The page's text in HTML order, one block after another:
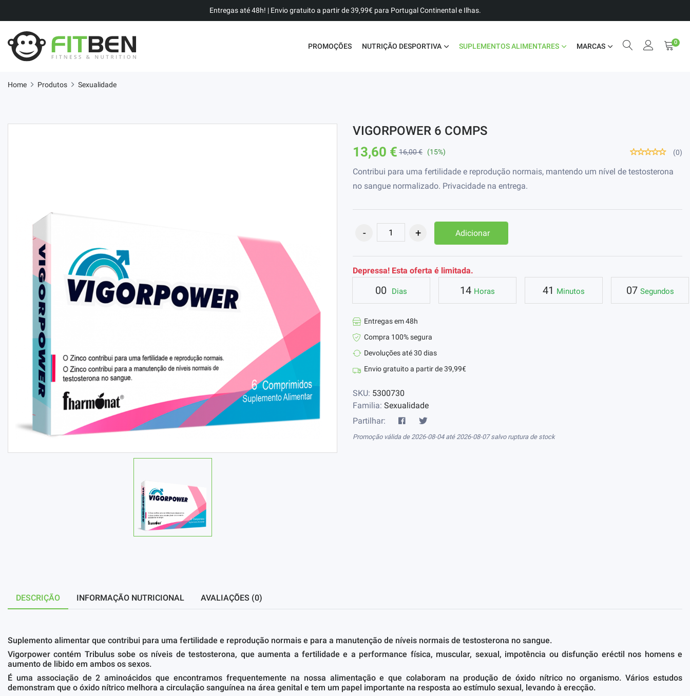
Entregas até 48h! | Envio gratuito a partir de 39,99€ para Portugal Continental e Ilhas.
PROMOÇÕES NUTRIÇÃO DESPORTIVA SUPLEMENTOS ALIMENTARES MARCAS 0
Home Produtos Sexualidade
VIGORPOWER 6 COMPS
13,60 € 16,00 € (15%) (0)
Contribui para uma fertilidade e reprodução normais, mantendo um nível de testosterona
no sangue normalizado. Privacidade na entrega.
Adicionar
Depressa! Esta oferta é limitada.
00 Dias 14 Horas 41 Minutos 06 Segundos
Entregas em 48h
Compra 100% segura
Devoluções até 30 dias
Envio gratuito a partir de 39,99€
SKU: 5300730
Familia: Sexualidade
Partilhar:
Promoção válida de 2026-08-04 até 2026-08-07 salvo ruptura de stock
DESCRIÇÃO INFORMAÇÃO NUTRICIONAL AVALIAÇÕES (0)
Suplemento alimentar que contribui para uma fertilidade e reprodução normais e para a manutenção de níveis normais de testosterona no sangue.
Vigorpower contém Tribulus sobe os níveis de testosterona, que aumenta a fertilidade e a performance física, muscular, sexual, impotência ou disfunção eréctil nos homens e
aumento de libido em ambos os sexos.
É uma associação de 2 aminoácidos que encontramos frequentemente na nossa alimentação e que colaboram na produção de óxido nítrico no organismo. Vários estudos
demonstram que o óxido nítrico melhora a circulação sanguínea na área genital e tem um papel importante na resposta ao estímulo sexual, levando à erecção.